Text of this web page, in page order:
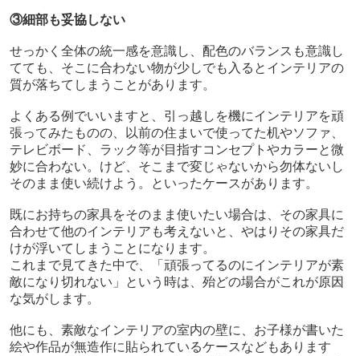
③細部も妥協しない
せっかく全体の統一感を意識し、配色のバランスも意識し
てても、そこに合わない物が少しでも入るとインテリアの
質が落ちてしまうことがあります。
よくある例でいいますと、引っ越しを機にインテリアを頑
張ってみたものの、以前の住まいで使ってた机やソファ、
テレビボード、ラック等が目指すコンセプトやカラーと微
妙に合わない。けど、そこまで変じゃないから勿体ないし
そのまま使い続けよう。といったケースがあります。
既にお持ちの家具をそのまま使いたい場合は、その家具に
合わせて他のインテリアも考えないと、やはりその家具だ
けが浮いてしまうことになります。
これまで見てきた中で、「頑張ってるのにインテリアが素
敵になり切れない」という時は、殆どの場合がこれが原因
な気がします。
他にも、素敵なインテリアの室内の壁に、お子様が書いた
絵や作品が無造作に貼られているケースなどもあります